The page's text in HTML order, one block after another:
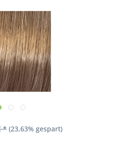
* (23,63% gespart)